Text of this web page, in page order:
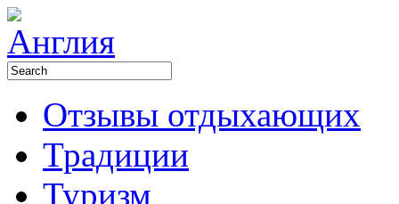
Отзывы отдыхающих
Традиции
Туризм